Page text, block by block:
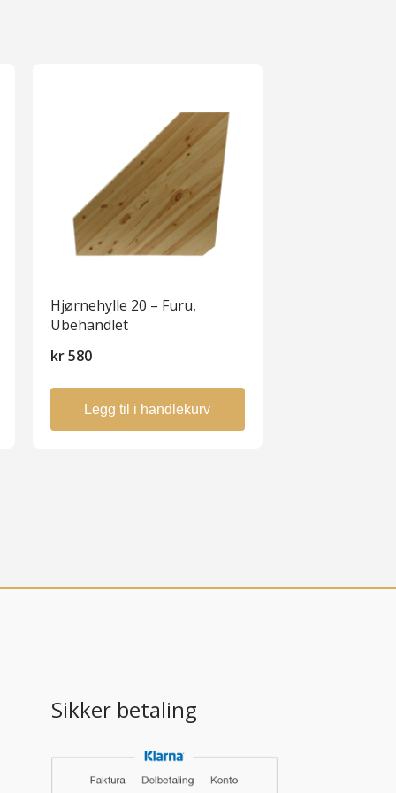
Hjørnehylle 20 – Furu,
Ubehandlet
kr580
Legg til i handlekurv
Sikker betaling